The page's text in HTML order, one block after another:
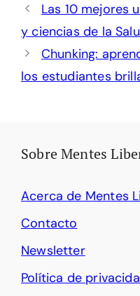
Las 10 mejores
y ciencias de la
Chunking:
los estudiantes
Sobre Mentes
Acerca de Mentes
Contacto
Newsletter
Política de